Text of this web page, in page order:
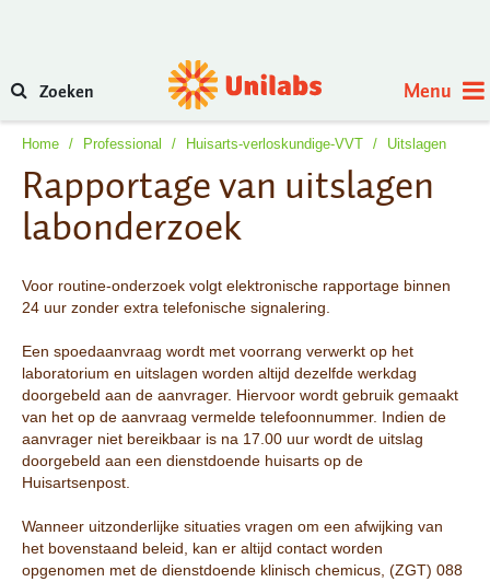
Zoeken Menu
Home / Professional / Huisarts-verloskundige-VVT / Uitslagen
Rapportage van uitslagen
labonderzoek
Voor routine-onderzoek volgt elektronische rapportage binnen
24 uur zonder extra telefonische signalering.
Een spoedaanvraag wordt met voorrang verwerkt op het
laboratorium en uitslagen worden altijd dezelfde werkdag
doorgebeld aan de aanvrager. Hiervoor wordt gebruik gemaakt
van het op de aanvraag vermelde telefoonnummer. Indien de
aanvrager niet bereikbaar is na 17.00 uur wordt de uitslag
doorgebeld aan een dienstdoende huisarts op de
Huisartsenpost.
Wanneer uitzonderlijke situaties vragen om een afwijking van
het bovenstaand beleid, kan er altijd contact worden
opgenomen met de dienstdoende klinisch chemicus, (ZGT) 088